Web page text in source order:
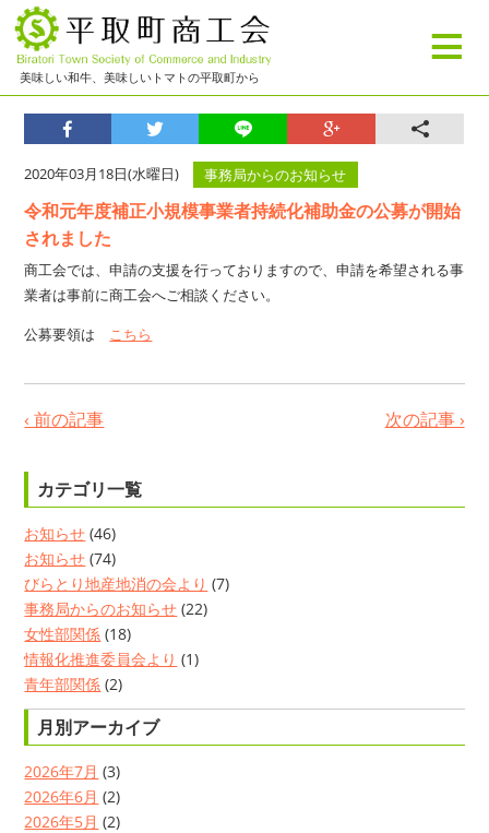
美味しい和牛、美味しいトマトの平取町から ≡
2020年03月18日(水曜日) 事務局からのお知らせ
令和元年度補正小規模事業者持続化補助金の公募が開始
されました
商工会では、申請の支援を行っておりますので、申請を希望される事
業者は事前に商工会へご相談ください。
公募要領は こちら
‹ 前の記事 次の記事 ›
カテゴリ一覧
お知らせ (46)
お知らせ (74)
びらとり地産地消の会より (7)
事務局からのお知らせ (22)
女性部関係 (18)
情報化推進委員会より (1)
青年部関係 (2)
月別アーカイブ
2026年7月 (3)
2026年6月 (2)
2026年5月 (2)